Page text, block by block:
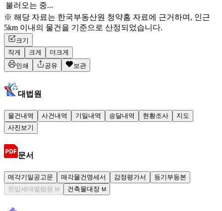
불러오는 중...
※ 해당 자료는 한국부동산원 청약홈 자료에 근거하며, 인근
5km 이내의 물건을 기준으로 산정되었습니다.
크기
작게
크게
더크게
인쇄
공유 보관
대법원
물건내역 사건내역 기일내역 송달내역 현황조사
지도
사진보기
문서
매각기일공고문 매각물건명세서 감정평가서
등기부등본
전입세대열람원
M 건축물대장 M